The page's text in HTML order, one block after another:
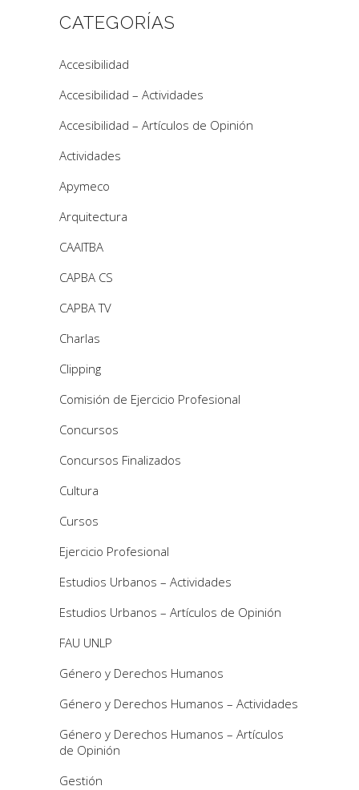
CATEGORÍAS
Accesibilidad
Accesibilidad – Actividades
Accesibilidad – Artículos de Opinión
Actividades
Apymeco
Arquitectura
CAAITBA
CAPBA CS
CAPBA TV
Charlas
Clipping
Comisión de Ejercicio Profesional
Concursos
Concursos Finalizados
Cultura
Cursos
Ejercicio Profesional
Estudios Urbanos – Actividades
Estudios Urbanos – Artículos de Opinión
FAU UNLP
Género y Derechos Humanos
Género y Derechos Humanos – Actividades
Género y Derechos Humanos – Artículos
de Opinión
Gestión